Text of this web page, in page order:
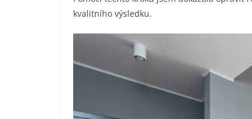
kvalitního výsledku.